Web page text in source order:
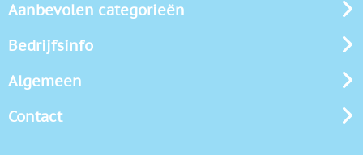
Aanbevolen categorieën
Bedrijfsinfo
Algemeen
Contact